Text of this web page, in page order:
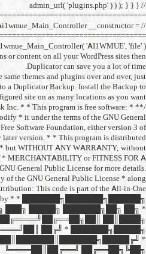
// = All app initialization is
$main_controller
If you install the same
Instead of manually
configure one site and
create a
/** * Copyright (C) 2014-
you can redistribute it
Public License as published
the License, or * (at your
in the hope that it will
even the implied
PARTICULAR PURPOSE.
* * You should have
with this program. If not,
WP Migration plugin,
██╗
██████╔╝██║